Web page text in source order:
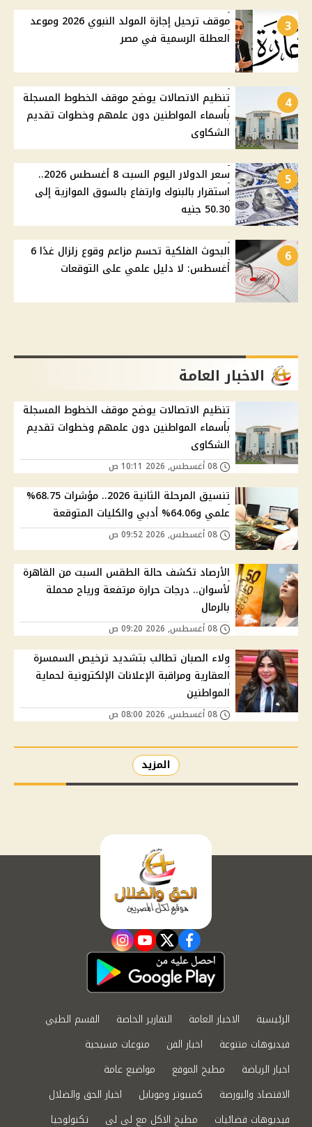
3
موقف ترحيل إجازة المولد النبوي 2026 وموعد
العطلة الرسمية في مصر
4
تنظيم الاتصالات يوضح موقف الخطوط المسجلة
بأسماء المواطنين دون علمهم وخطوات تقديم
الشكاوى
5
سعر الدولار اليوم السبت 8 أغسطس 2026..
استقرار بالبنوك وارتفاع بالسوق الموازية إلى
50.30 جنيه
6
البحوث الفلكية تحسم مزاعم وقوع زلزال غدًا 6
أغسطس: لا دليل علمي على التوقعات
الاخبار العامة
تنظيم الاتصالات يوضح موقف الخطوط المسجلة
بأسماء المواطنين دون علمهم وخطوات تقديم
الشكاوى
تنسيق المرحلة الثانية 2026.. مؤشرات 68.75%
علمي و64.06% أدبي والكليات المتوقعة
الأرصاد تكشف حالة الطقس السبت من القاهرة
لأسوان.. درجات حرارة مرتفعة ورياح محملة
بالرمال
ولاء الصبان تطالب بتشديد ترخيص السمسرة
العقارية ومراقبة الإعلانات الإلكترونية لحماية
المواطنين
المزيد
facebook
twitter
youtube
instagram
الرئيسية الاخبار العامة التقارير الخاصة
القسم الطبي
فيديوهات متنوعة
اخبار الفن
منوعات مسيحية
اخبار الرياضة
مطبخ الموقع
مواضيع عامة
الاقتصاد والبورصة
كمبيوتر وموبايل
اخبار الحق والضلال
فيديوهات فضائيات
مطبخ الاكل مع لى لى تكنولوجيا